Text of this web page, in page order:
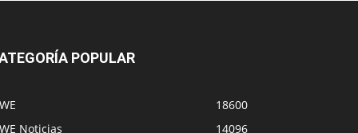
POPULAR
18600
Noticias
14096